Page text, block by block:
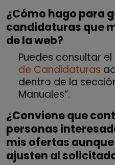
¿Cómo hago para
candidaturas que
de la web?
Puedes consultar el
de Candidaturas
dentro de la
Manuales”.
¿Conviene que
personas
mis ofertas
ajusten al